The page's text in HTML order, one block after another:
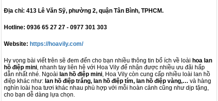
Địa chỉ: 413 Lê Văn Sỹ, phường 2, quận Tân Bình, TPHCM.
Hotline: 0936 65 27 27 - 0977 301 303
Website: https://hoavily.com/
Hy vọng bài viết trên sẽ đem đến cho bạn nhiều thông tin bổ ích về loài hoa lan
hồ điệp mini, nhanh tay liên hệ với Hoa Vily để nhận được nhiều ưu đãi hấp
dẫn nhất nhé. Ngoài lan hồ điệp mini, Hoa Vily còn cung cấp nhiều loài lan hồ
điệp khác như: lan hồ điệp trắng, lan hồ điệp tím, lan hồ điệp vàng,… và hàng
nghìn loài hoa tươi khác nhau phù hợp với mỗi hoàn cảnh cũng như dịp tặng,
cho bạn dễ dàng lựa chọn.